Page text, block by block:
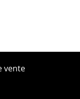
vente